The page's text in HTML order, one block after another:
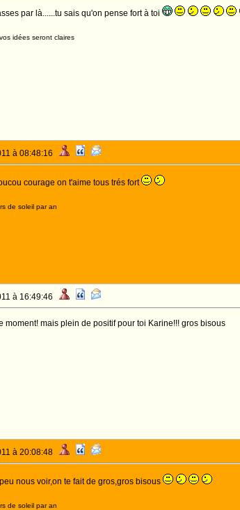
par là......tu sais qu'on pense fort à toi
idées seront claires
à 08:48:16
courage on t'aime tous trés fort
de soleil par an
à 16:49:46
moment! mais plein de positif pour toi Karine!!! gros bisous
à 20:08:48
nous voir,on te fait de gros,gros bisous
de soleil par an